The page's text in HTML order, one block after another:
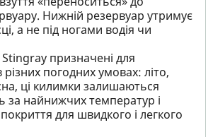
Нижній резервуар утримує
а не під ногами водія чи
призначені для
погодних умовах: літо,
ці килимки залишаються
за найнижчих температур і
для швидкого і легкого